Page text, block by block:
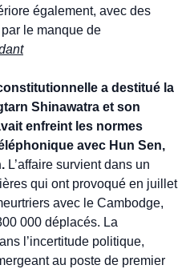
également, avec des
le manque de
a destitué la
Shinawatra et son
enfreint les normes
avec Hun Sen,
L’affaire survient dans un
qui ont provoqué en juillet
avec le Cambodge,
000 déplacés. La
l’incertitude politique,
au poste de premier